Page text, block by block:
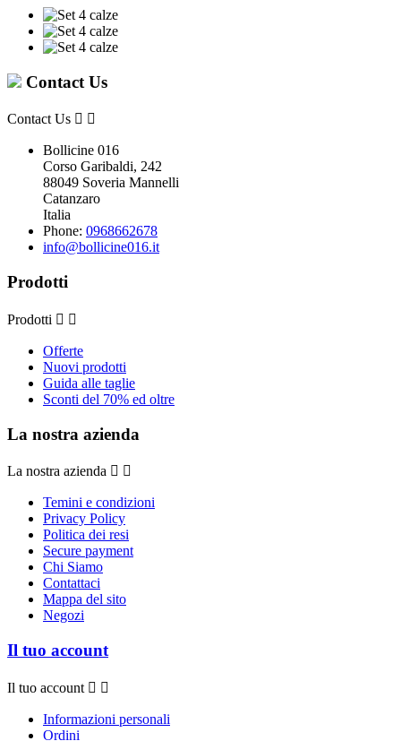
Contact Us
Contact Us  
Bollicine 016
Corso Garibaldi, 242
88049 Soveria Mannelli
Catanzaro
Italia
Phone: 0968662678
info@bollicine016.it
Prodotti
Prodotti  
Offerte
Nuovi prodotti
Guida alle taglie
Sconti del 70% ed oltre
La nostra azienda
La nostra azienda  
Temini e condizioni
Privacy Policy
Politica dei resi
Secure payment
Chi Siamo
Contattaci
Mappa del sito
Negozi
Il tuo account
Il tuo account  
Informazioni personali
Ordini